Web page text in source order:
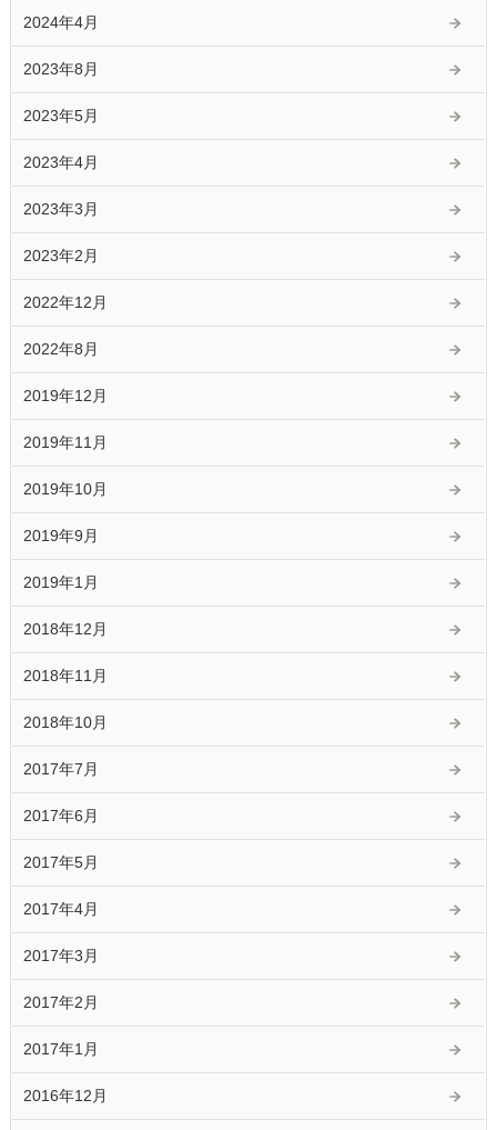
2024年4月
2023年8月
2023年5月
2023年4月
2023年3月
2023年2月
2022年12月
2022年8月
2019年12月
2019年11月
2019年10月
2019年9月
2019年1月
2018年12月
2018年11月
2018年10月
2017年7月
2017年6月
2017年5月
2017年4月
2017年3月
2017年2月
2017年1月
2016年12月